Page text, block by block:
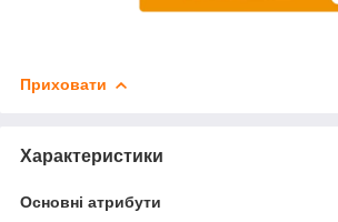
Приховати
Характеристики
Основні атрибути